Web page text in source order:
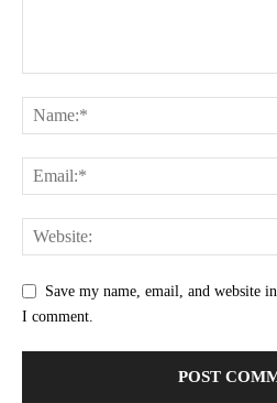
Save my name, email, and website
I comment.